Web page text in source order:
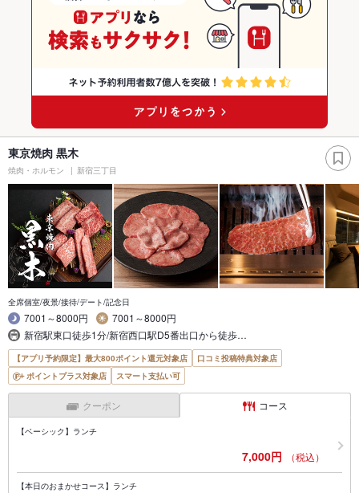
東京焼肉 黒木
焼肉・ホルモン 新宿三丁目
全席個室/夜景/接待/デート/記念日
7001～8000円
7001～8000円
新宿駅東口徒歩1分/新宿西口駅D5番出口から徒歩…
【アプリ予約限定】最大800ポイント還元対象店
口コミ投稿特典対象店
ポイントプラス対象店
スマート支払い可
クーポン コース
【ベーシック】ランチ
7,000円 （税込）
【本日のおまかせコース】ランチ